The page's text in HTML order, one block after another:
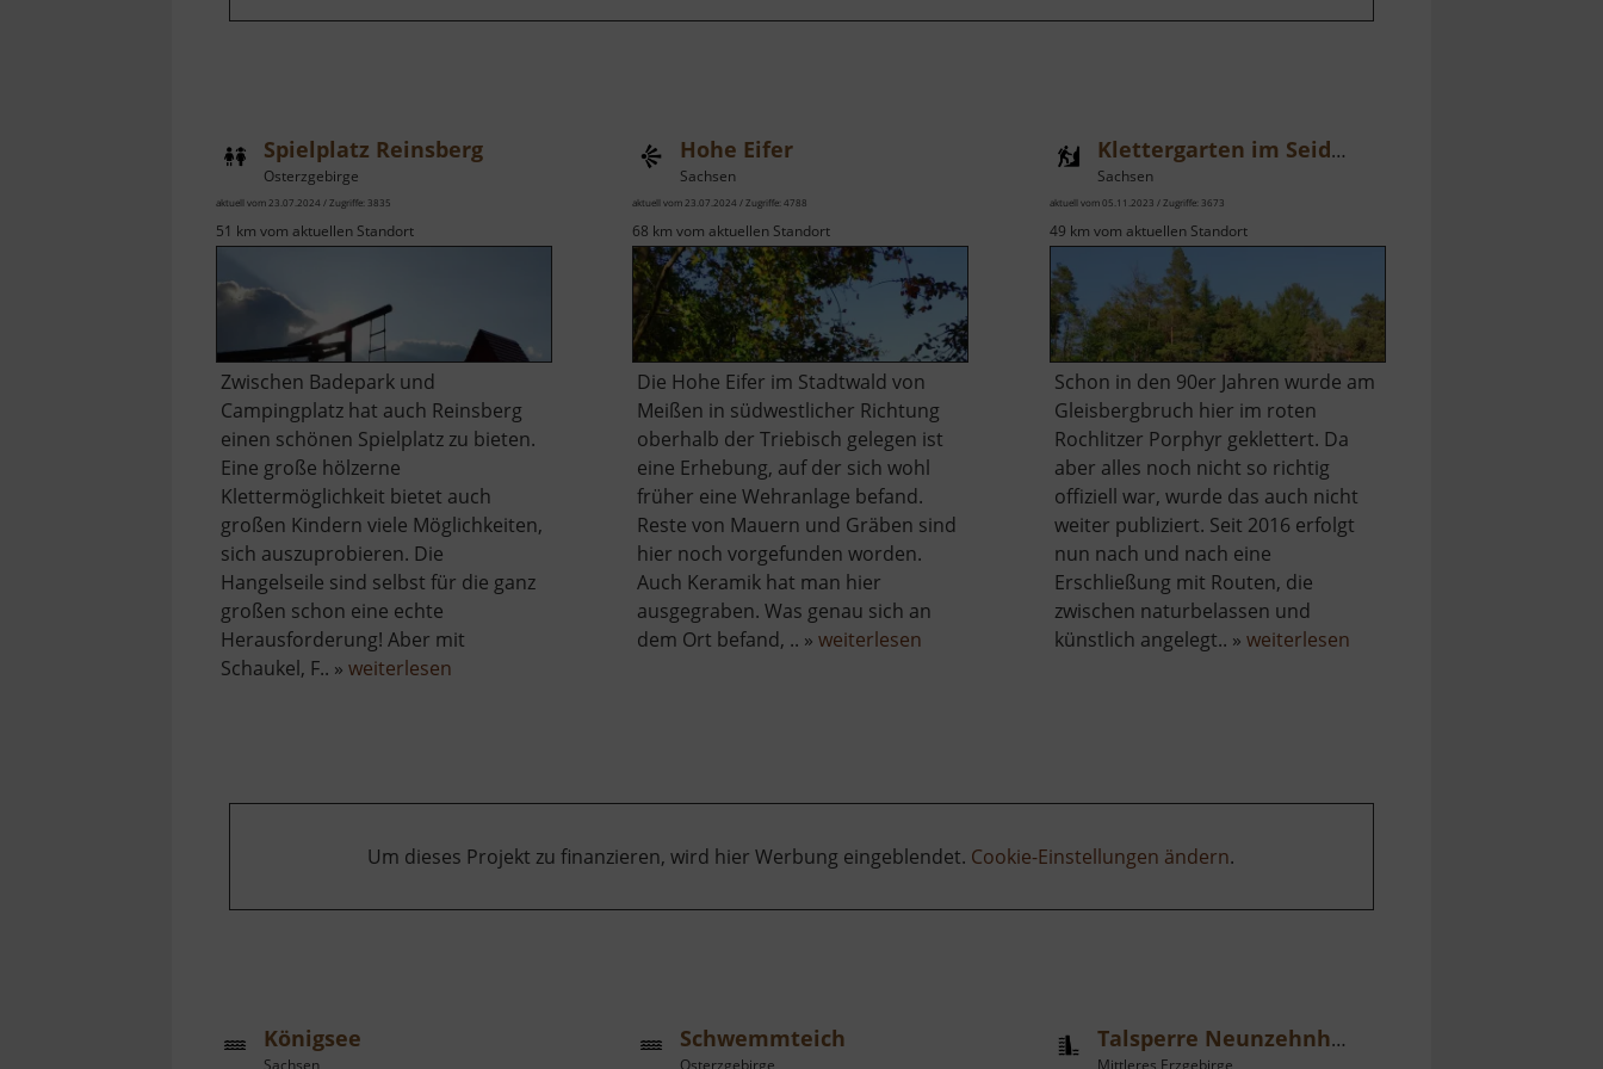
Spielplatz Reinsberg
Osterzgebirge
aktuell vom 23.07.2024 / Zugriffe: 3835
51 km vom aktuellen Standort
Zwischen Badepark und
Campingplatz hat auch Reinsberg
einen schönen Spielplatz zu bieten.
Eine große hölzerne
Klettermöglichkeit bietet auch
großen Kindern viele Möglichkeiten,
sich auszuprobieren. Die
Hangelseile sind selbst für die ganz
großen schon eine echte
Herausforderung! Aber mit
Schaukel, F.. » weiterlesen
Hohe Eifer
Sachsen
aktuell vom 23.07.2024 / Zugriffe: 4788
68 km vom aktuellen Standort
Die Hohe Eifer im Stadtwald von
Meißen in südwestlicher Richtung
oberhalb der Triebisch gelegen ist
eine Erhebung, auf der sich wohl
früher eine Wehranlage befand.
Reste von Mauern und Gräben sind
hier noch vorgefunden worden.
Auch Keramik hat man hier
ausgegraben. Was genau sich an
dem Ort befand, .. »weiterlesen
Klettergarten im Seidelbruch
Sachsen
aktuell vom 05.11.2023 / Zugriffe: 3673
49 km vom aktuellen Standort
Schon in den 90er Jahren wurde am
Gleisbergbruch hier im roten
Rochlitzer Porphyr geklettert. Da
aber alles noch nicht so richtig
offiziell war, wurde das auch nicht
weiter publiziert. Seit 2016 erfolgt
nun nach und nach eine
Erschließung mit Routen, die
zwischen naturbelassen und
künstlich angelegt.. » weiterlesenüber
Um dieses Projekt zu finanzieren, wird hier Werbung eingeblendet. Cookie-Einstellungen ändern.
Königsee
Sachsen
Schwemmteich
Osterzgebirge
Talsperre Neunzehnhain I
Mittleres Erzgebirge